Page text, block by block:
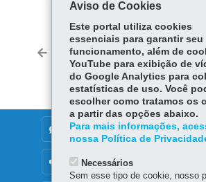
ce
bo
ok
Tw
itt
er
Voltar Início
DENUNCIE CORRUPÇÃO
OUVIDORIA
Aviso de Cookies
Este portal utiliza cookies
essenciais para garantir seu
funcionamento, além de
YouTube para exibição de
do Google Analytics para
estatísticas de uso. Você
escolher como tratamos os
a partir das opções abaixo.
Para mais informações,
nossa Política de
Necessários
Sem esse tipo de cookie, nosso